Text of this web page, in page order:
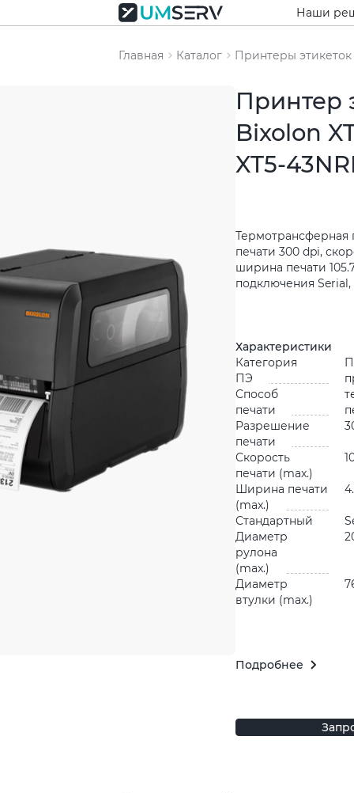
Наши
Главная Каталог Принтеры этикеток
Принтер
Bixolon
XT5-
Термотрансферная
печати 300 dpi,
ширина печати
подключения Serial,
Характеристики
Категория
ПЭ
Способ
печати
Разрешение
печати
Скорость
печати (max.)
Ширина печати
(max.)
Стандартный
Диаметр
рулона
(max.)
Диаметр
втулки (max.)
Подробнее